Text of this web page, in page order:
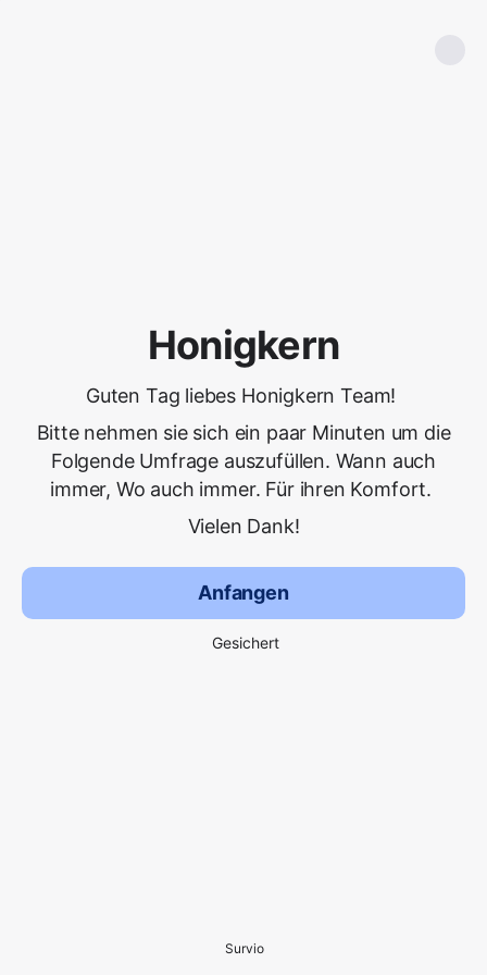
Honigkern
Guten Tag liebes Honigkern Team!
Bitte nehmen sie sich ein paar Minuten um die
Folgende Umfrage auszufüllen. Wann auch
immer, Wo auch immer. Für ihren Komfort.
Vielen Dank!
Anfangen
Gesichert
Survio